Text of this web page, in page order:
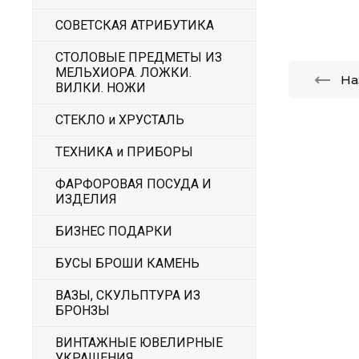
СОВЕТСКАЯ АТРИБУТИКА
СТОЛОВЫЕ ПРЕДМЕТЫ ИЗ
МЕЛЬХИОРА. ЛОЖКИ.
ВИЛКИ. НОЖИ
СТЕКЛО и ХРУСТАЛЬ
ТЕХНИКА и ПРИБОРЫ
ФАРФОРОВАЯ ПОСУДА И
ИЗДЕЛИЯ
БИЗНЕС ПОДАРКИ
БУСЫ БРОШИ КАМЕНЬ
ВАЗЫ, СКУЛЬПТУРА ИЗ
БРОНЗЫ
ВИНТАЖНЫЕ ЮВЕЛИРНЫЕ